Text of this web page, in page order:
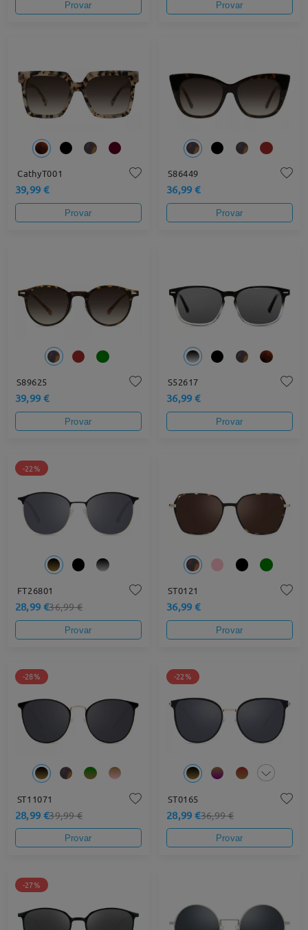
Provar Provar
CathyT001
39,99 €
Provar
S86449
36,99 €
Provar
S89625
39,99 €
Provar
S52617
36,99 €
Provar
-22%
FT26801
28,99 €36,99 €
Provar
ST0121
36,99 €
Provar
-28%
ST11071
28,99 €39,99 €
Provar
-22%
ST0165
28,99 €36,99 €
Provar
-27%